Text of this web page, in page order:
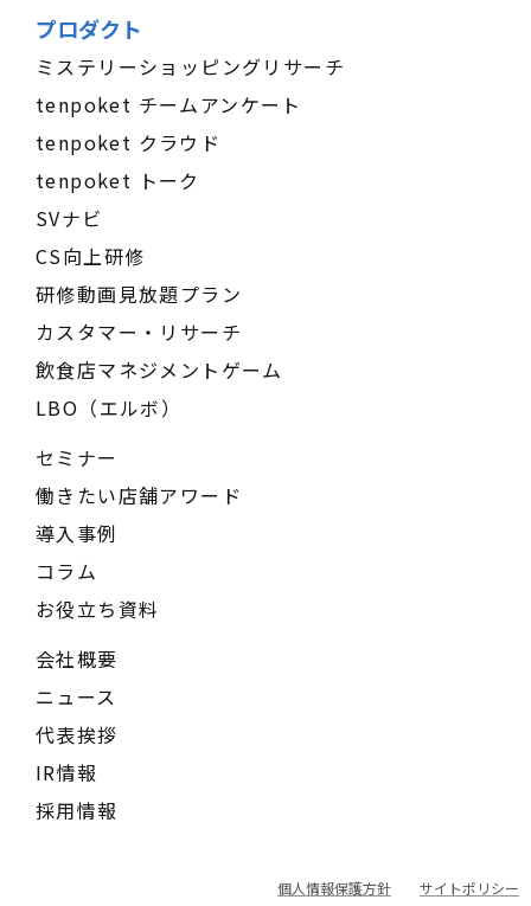
プロダクト
ミステリーショッピングリサーチ
tenpoket チームアンケート
tenpoket クラウド
tenpoket トーク
SVナビ
CS向上研修
研修動画見放題プラン
カスタマー・リサーチ
飲食店マネジメントゲーム
LBO（エルボ）
セミナー
働きたい店舗アワード
導入事例
コラム
お役立ち資料
会社概要
ニュース
代表挨拶
IR情報
採用情報
個人情報保護方針 サイトポリシー